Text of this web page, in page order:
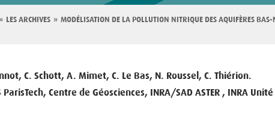
LES ARCHIVES
MODÉLISATION DE LA POLLUTION NITRIQUE DES AQUIFÈRES
C. Schott, A. Mimet, C. Le Bas, N. Roussel, C. Thiérion.
ParisTech, Centre de Géosciences, INRA/SAD ASTER , INRA